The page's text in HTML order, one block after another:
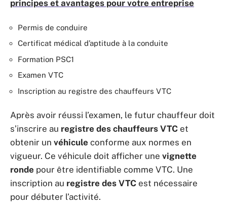
principes et avantages pour votre entreprise
Permis de conduire
Certificat médical d’aptitude à la conduite
Formation PSC1
Examen VTC
Inscription au registre des chauffeurs VTC
Après avoir réussi l’examen, le futur chauffeur doit
s’inscrire au registre des chauffeurs VTC et
obtenir un véhicule conforme aux normes en
vigueur. Ce véhicule doit afficher une vignette
ronde pour être identifiable comme VTC. Une
inscription au registre des VTC est nécessaire
pour débuter l’activité.